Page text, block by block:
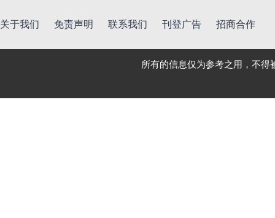
关于我们 免责声明 联系我们 刊登广告 招商合作
所有的信息仅为参考之用，不